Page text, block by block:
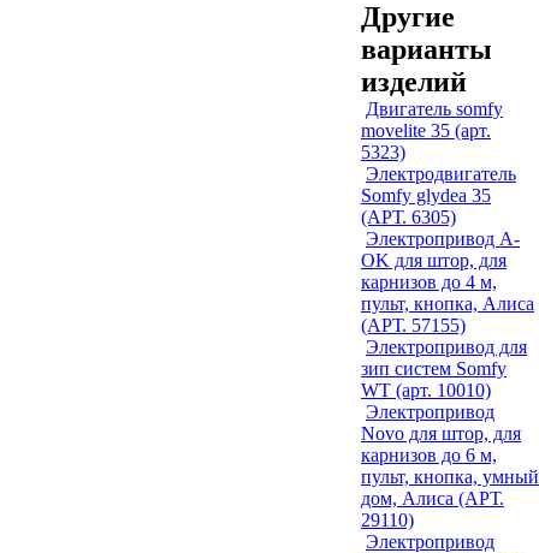
Другие
варианты
изделий
Двигатель somfy
movelite 35 (арт.
5323)
Электродвигатель
Somfy glydea 35
(АРТ. 6305)
Электропривод A-
OK для штор, для
карнизов до 4 м,
пульт, кнопка, Алиса
(АРТ. 57155)
Электропривод для
зип систем Somfy
WT (арт. 10010)
Электропривод
Novo для штор, для
карнизов до 6 м,
пульт, кнопка, умный
дом, Алиса (АРТ.
29110)
Электропривод